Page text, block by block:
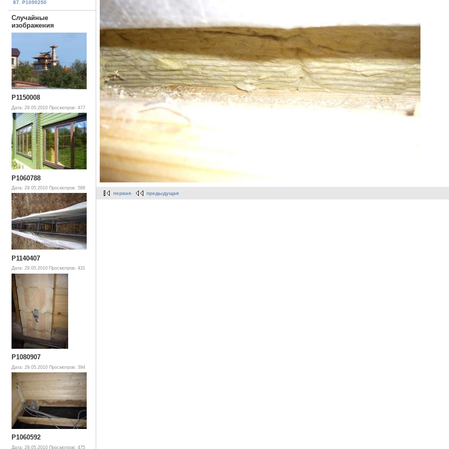
87. P1090250
Случайные
изображения
P1150008
Дата: 29.05.2010 Просмотров: 477
P1060788
Дата: 29.05.2010 Просмотров: 588
P1140407
Дата: 29.05.2010 Просмотров: 431
P1080907
Дата: 29.05.2010 Просмотров: 394
P1060592
Дата: 29.05.2010 Просмотров: 475
первая предыдущая